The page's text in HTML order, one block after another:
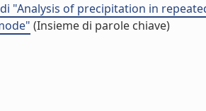
"Analysis of precipitation in
(Insieme di parole chiave)